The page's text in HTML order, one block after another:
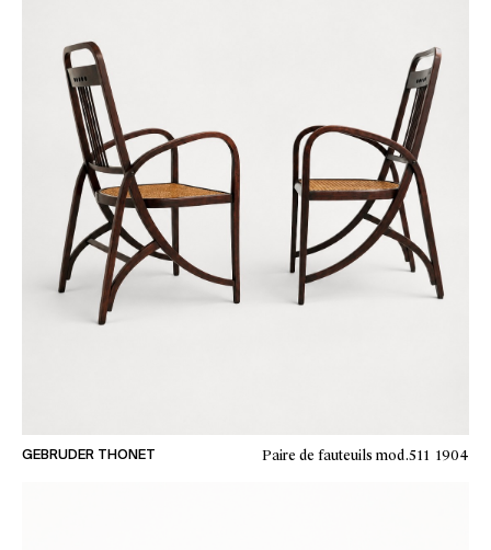
GEBRUDER THONET Paire de fauteuils mod.511 1904